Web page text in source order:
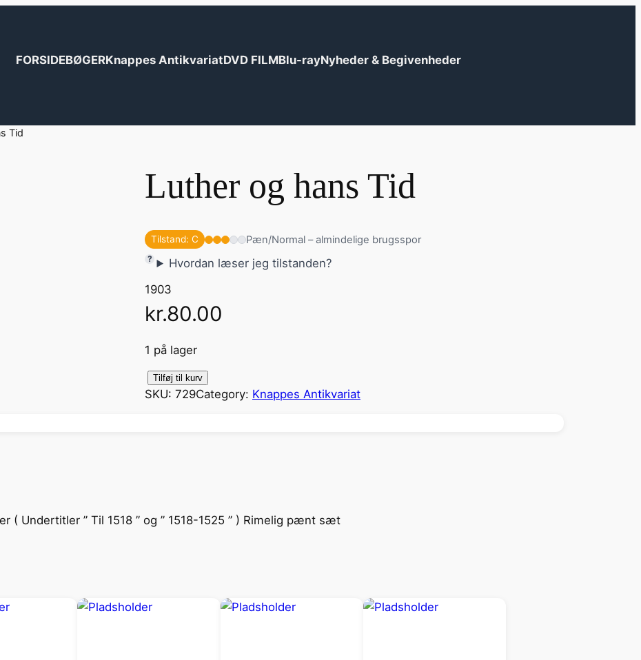
FORSIDEBØGERKnappes AntikvariatDVD FILMBlu-rayNyheder & Begivenheder
Tid
Luther og hans Tid
Tilstand: C Pæn/Normal – almindelige brugsspor
Hvordan læser jeg tilstanden?
1903
kr.80.00
1 på lager
u
h
i
Tilføj til kurv
SKU: 729Category: Knappes Antikvariat
( Undertitler ” Til 1518 ” og ” 1518-1525 ” ) Rimelig pænt sæt